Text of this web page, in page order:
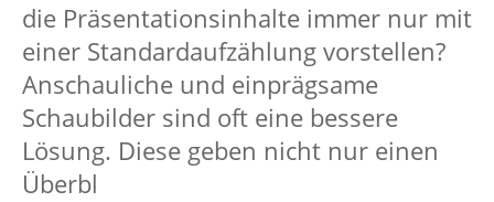
die Präsentationsinhalte immer nur mit
einer Standardaufzählung vorstellen?
Anschauliche und einprägsame
Schaubilder sind oft eine bessere
Lösung. Diese geben nicht nur einen
Überbl